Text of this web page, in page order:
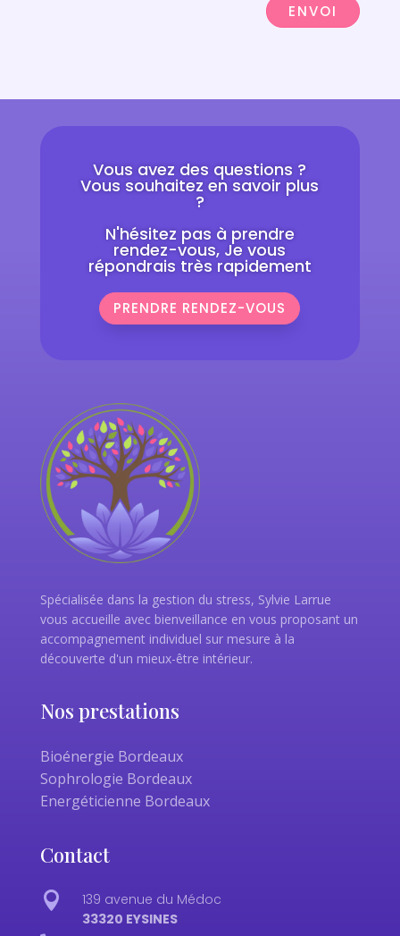
ENVOI
Vous avez des questions ?
Vous souhaitez en savoir plus
?
N'hésitez pas à prendre
rendez-vous, Je vous
répondrais très rapidement
PRENDRE RENDEZ-VOUS
Spécialisée dans la gestion du stress, Sylvie Larrue
vous accueille avec bienveillance en vous proposant un
accompagnement individuel sur mesure à la
découverte d'un mieux-être intérieur.
Nos prestations
Bioénergie Bordeaux
Sophrologie Bordeaux
Energéticienne Bordeaux
Contact

139 avenue du Médoc
33320 EYSINES